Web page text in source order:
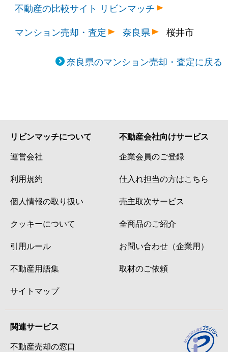
不動産の比較サイト リビンマッチ
マンション売却・査定
奈良県 桜井市
奈良県のマンション売却・査定に戻る
リビンマッチについて
運営会社
利用規約
個人情報の取り扱い
クッキーについて
引用ルール
不動産用語集
サイトマップ
不動産会社向けサービス
企業会員のご登録
仕入れ担当の方はこちら
売主取次サービス
全商品のご紹介
お問い合わせ（企業用）
取材のご依頼
関連サービス
不動産売却の窓口